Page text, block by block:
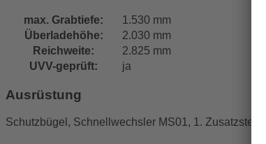
max. Grabtiefe:
1.530 mm
Überladehöhe:
2.030 mm
Reichweite:
2.825 mm
UVV-geprüft:
ja
Ausrüstung
Schutzbügel, Schnellwechsler MS01, 1.